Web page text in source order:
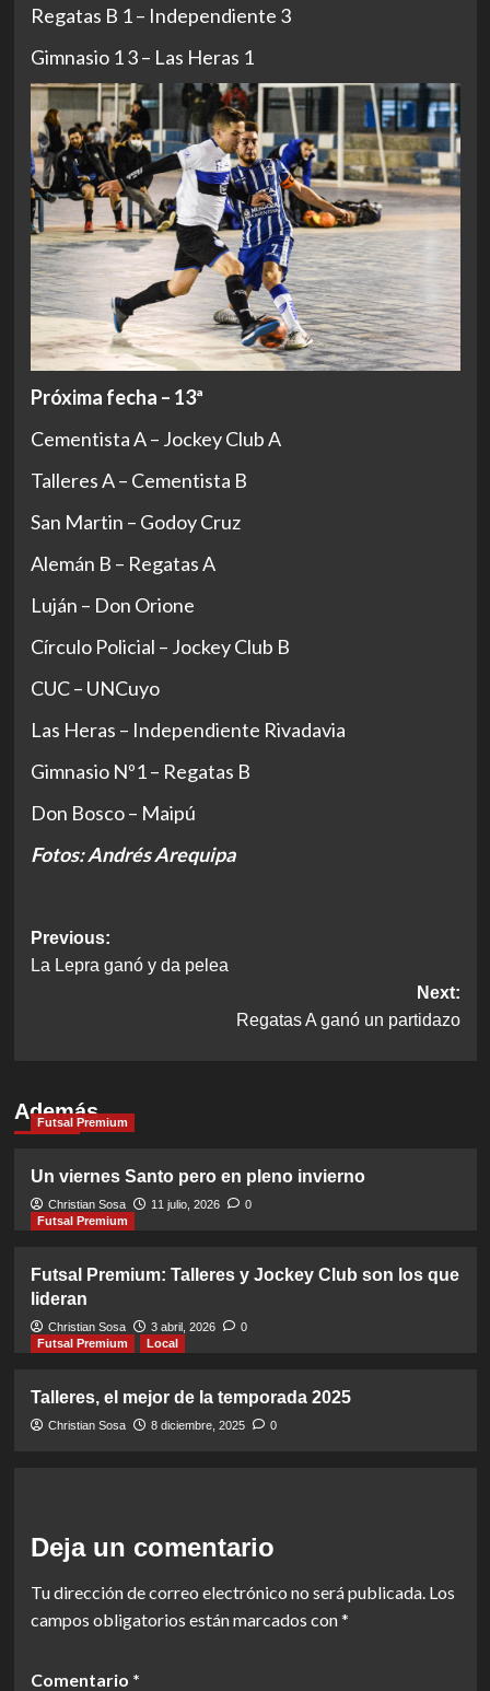
Regatas B 1 – Independiente 3
Gimnasio 1 3 – Las Heras 1
Próxima fecha – 13ª
Cementista A – Jockey Club A
Talleres A – Cementista B
San Martin – Godoy Cruz
Alemán B – Regatas A
Luján – Don Orione
Círculo Policial – Jockey Club B
CUC – UNCuyo
Las Heras – Independiente Rivadavia
Gimnasio Nº1 – Regatas B
Don Bosco – Maipú
Fotos: Andrés Arequipa
Post
navigation
Previous:
La Lepra ganó y da pelea
Next:
Regatas A ganó un partidazo
Además
Futsal Premium
Un viernes Santo pero en pleno invierno
Christian Sosa 11 julio, 2026
0
Futsal Premium
Futsal Premium: Talleres y Jockey Club son los que
lideran
Christian Sosa 3 abril, 2026
0
Futsal Premium
Local
Talleres, el mejor de la temporada 2025
Christian Sosa 8 diciembre, 2025 0
Deja un comentario
Tu dirección de correo electrónico no será publicada. Los
campos obligatorios están marcados con*
Comentario *